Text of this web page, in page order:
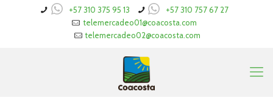
+57 310 375 95 13
+57 310 757 67 27
telemercadeo01@coacosta.com
telemercadeo02@coacosta.com